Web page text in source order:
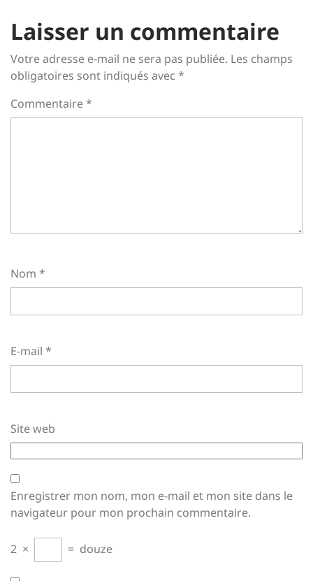
Laisser un commentaire
Votre adresse e-mail ne sera pas publiée. Les champs
obligatoires sont indiqués avec *
Commentaire*
Nom *
E-mail *
Site web
Enregistrer mon nom, mon e-mail et mon site dans le
navigateur pour mon prochain commentaire.
2 × = douze